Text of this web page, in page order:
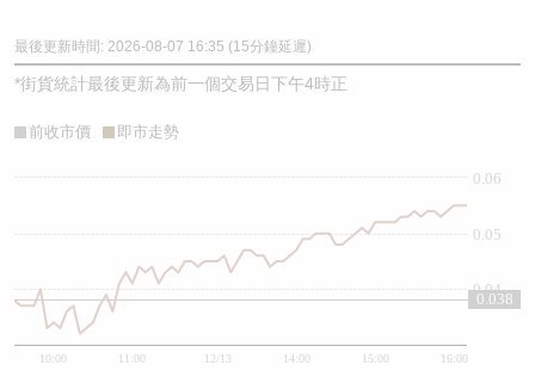
最後更新時間: 2026-08-07 16:35 (15分鐘延遲)
*街貨統計最後更新為前一個交易日下午4時正
前收市價 即市走勢
10:00 11:00 12/13 14:00 15:00 16:00
0.04
0.05
0.06
0.038